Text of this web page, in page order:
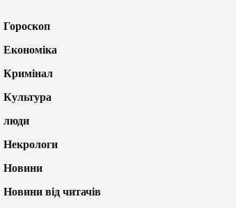
Гороскоп
Економіка
Кримінал
Культура
люди
Некрологи
Новини
Новини від читачів